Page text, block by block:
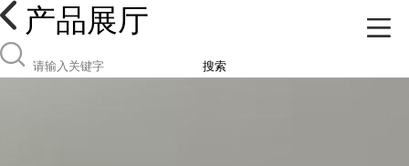
产品展厅
搜索